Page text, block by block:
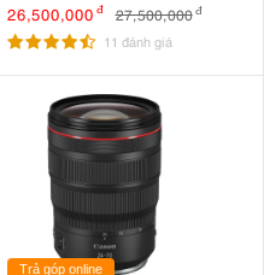
VR Nhập khẩu
26,500,000 đ 27,500,000 đ
11 đánh giá
Trả góp online